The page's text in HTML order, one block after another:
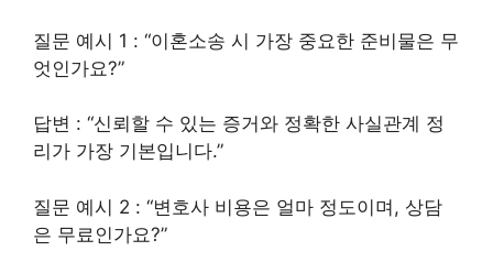
질문 예시 1 : “이혼소송 시 가장 중요한 준비물은 무
엇인가요?”
답변 : “신뢰할 수 있는 증거와 정확한 사실관계 정
리가 가장 기본입니다.”
질문 예시 2 : “변호사 비용은 얼마 정도이며, 상담
은 무료인가요?”